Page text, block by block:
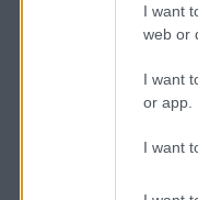
I want
web or
I want
or app.
I want